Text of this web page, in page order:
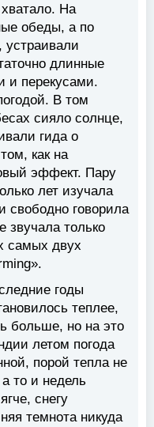
На
обеды, а по
устраивали
длинные
и перекусами.
В том
сияло солнце,
гида о
как на
эффект. Пару
лет изучала
свободно говорила
звучала только
самых двух
годы
теплее,
больше, но на это
летом погода
порой тепла не
то и недель
снегу
темнота никуда